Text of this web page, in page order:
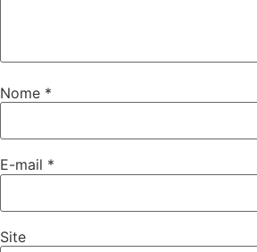
Nome *
E-mail *
Site